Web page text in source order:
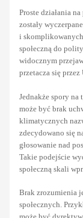
Proste działania
zostały
i
społeczną do
widocznym
przetacza się przez
Jednakże spory na
może być brak
klimatycznych
zdecydowano się
głosowanie nad
Takie podejście
społeczną skali
Brak zrozumienia
społecznych.